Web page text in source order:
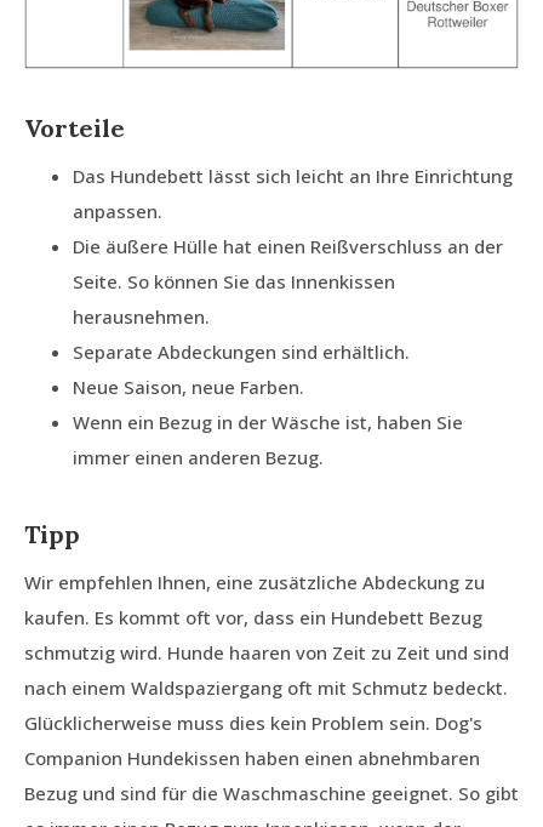
Vorteile
Das Hundebett lässt sich leicht an Ihre Einrichtung
anpassen.
Die äußere Hülle hat einen Reißverschluss an der
Seite. So können Sie das Innenkissen
herausnehmen.
Separate Abdeckungen sind erhältlich.
Neue Saison, neue Farben.
Wenn ein Bezug in der Wäsche ist, haben Sie
immer einen anderen Bezug.
Tipp
Wir empfehlen Ihnen, eine zusätzliche Abdeckung zu
kaufen. Es kommt oft vor, dass ein Hundebett Bezug
schmutzig wird. Hunde haaren von Zeit zu Zeit und sind
nach einem Waldspaziergang oft mit Schmutz bedeckt.
Glücklicherweise muss dies kein Problem sein. Dog's
Companion Hundekissen haben einen abnehmbaren
Bezug und sind für die Waschmaschine geeignet. So gibt